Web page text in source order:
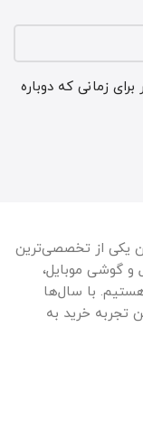
زمانی که دوباره
یکی از تخصصی‌ترین
و گوشی موبایل،
با سال‌ها
تجربه خرید به